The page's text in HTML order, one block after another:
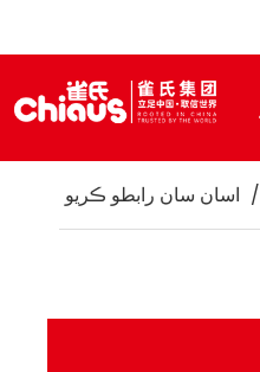
/ اسان سان رابطو ڪريو